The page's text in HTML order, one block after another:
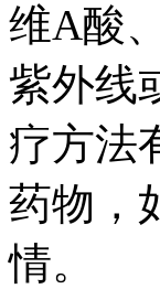
维A酸
紫外线
疗方法
药物，
情。